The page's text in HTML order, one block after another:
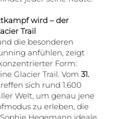
wird – der
Trail
die besonderen
anfühlen, zeigt
Form:
Glacier Trail. Vom 31.
sich rund 1.600
Welt, um genau jene
zu erleben, die